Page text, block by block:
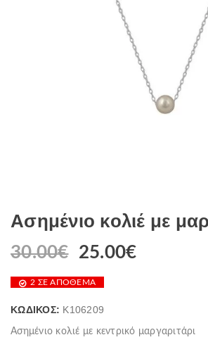
Ασημένιο κολιέ με
30.00€ 25.00€
2 ΣΕ ΑΠΌΘΕΜΑ
ΚΩΔΙΚΌΣ: K106209
Ασημένιο κολιέ με κεντρικό μαργαριτάρι